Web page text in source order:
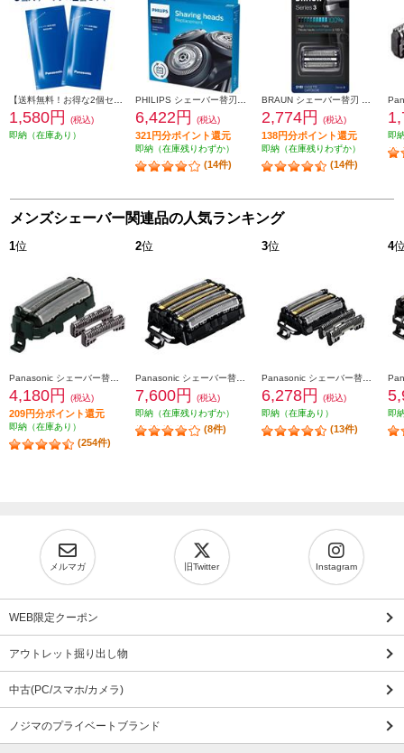
1,580円
(税込)
即納（在庫あり）
6,422円 (税込)
321円分ポイント還元
即納（在庫残りわずか）
(14件)
2,774円 (税込)
138円分ポイント還元
即納（在庫残りわずか）
(14件)
即
メンズシェーバー関連品の人気ランキング
1位
4,180円 (税込)
209円分ポイント還元
即納（在庫あり）
(254件)
2位
7,600円
(税込)
即納（在庫残りわずか）
(8件)
3位
6,278円
(税込)
即納（在庫あり）
(13件)
4
即
メルマガ 旧Twitter Instagram
WEB限定クーポン
アウトレット掘り出し物
中古(PC/スマホ/カメラ)
ノジマのプライベートブランド